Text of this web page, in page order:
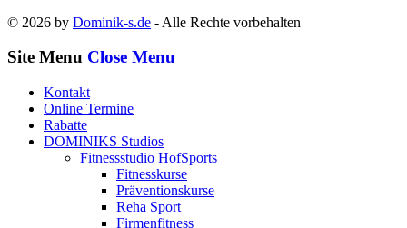
© 2026 by Dominik-s.de - Alle Rechte vorbehalten
Site Menu Close Menu
Kontakt
Online Termine
Rabatte
DOMINIKS Studios
Fitnessstudio HofSports
Fitnesskurse
Präventionskurse
Reha Sport
Firmenfitness